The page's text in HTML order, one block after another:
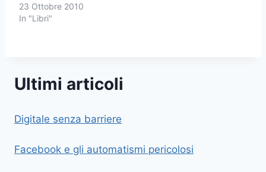
23 Ottobre 2010
In "Libri"
Ultimi articoli
Digitale senza barriere
Facebook e gli automatismi pericolosi